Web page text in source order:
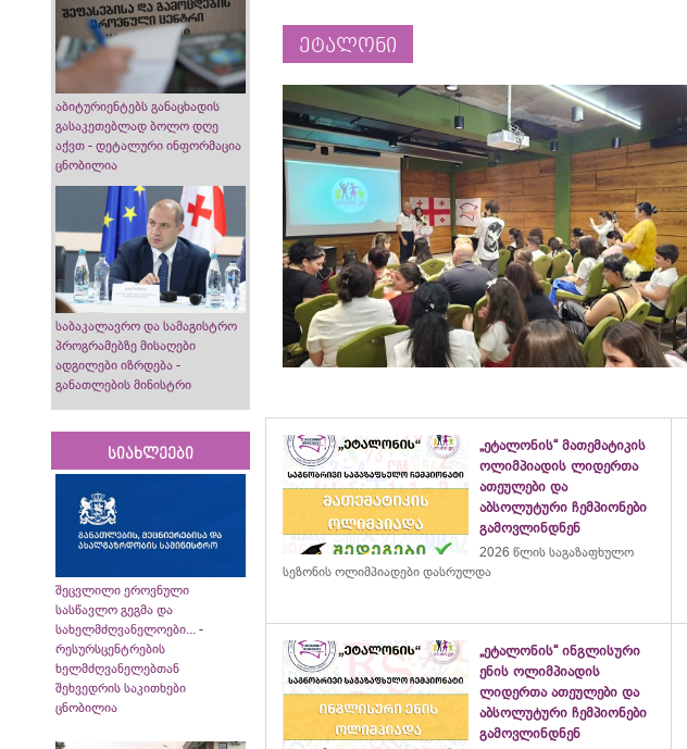
აბიტურიენტებს განაცხადის
გასაკეთებლად ბოლო დღე
აქვთ - დეტალური ინფორმაცია
ცნობილია
საბაკალავრო და სამაგისტრო
პროგრამებზე მისაღები
ადგილები იზრდება -
განათლების მინისტრი
სიახლეები
შეცვლილი ეროვნული
სასწავლო გეგმა და
სახელმძღვანელოები... -
რესურსცენტრების
ხელმძღვანელებთან
შეხვედრის საკითხები
ცნობილია
ეტალონი
„ეტალონის“ მათემატიკის
ოლიმპიადის ლიდერთა
ათეულები და
აბსოლუტური ჩემპიონები
გამოვლინდნენ
2026 წლის საგაზაფხულო
სეზონის ოლიმპიადები დასრულდა
„ეტალონის“ ინგლისური
ენის ოლიმპიადის
ლიდერთა ათეულები და
აბსოლუტური ჩემპიონები
გამოვლინდნენ